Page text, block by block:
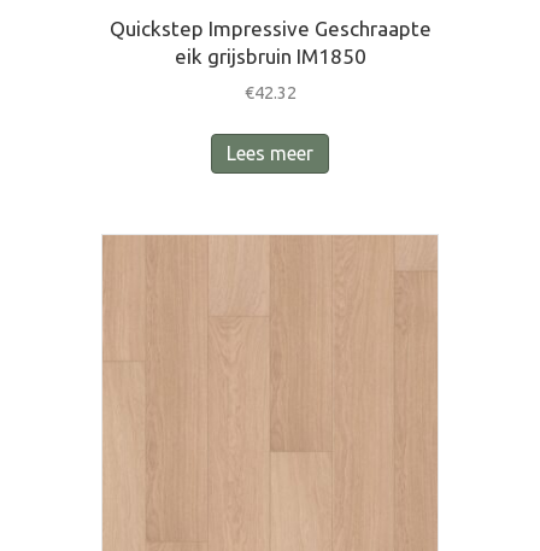
Quickstep Impressive Geschraapte
eik grijsbruin IM1850
€42.32
Lees meer